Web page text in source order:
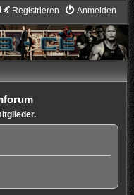
Anmelden
Registrieren